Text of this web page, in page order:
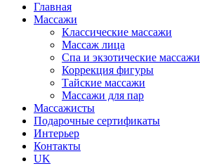
Главная
Массажи
Классические массажи
Массаж лица
Спа и экзотические массажи
Коррекция фигуры
Тайские массажи
Массажи для пар
Массажисты
Подарочные сертификаты
Интерьер
Контакты
UK